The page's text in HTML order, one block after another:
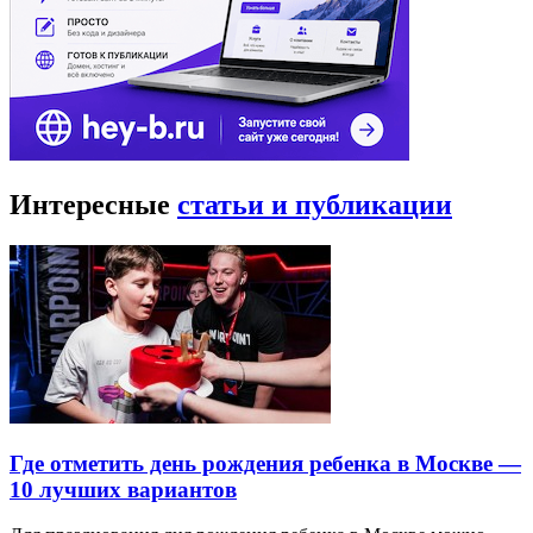
Интересные статьи и публикации
Где отметить день рождения ребенка в Москве —
10 лучших вариантов